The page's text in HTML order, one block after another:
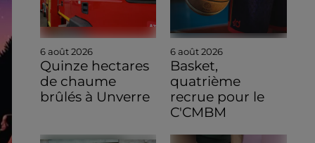
6 août 2026
Quinze hectares
de chaume
brûlés à Unverre
6 août 2026
Basket,
quatrième
recrue pour le
C'CMBM